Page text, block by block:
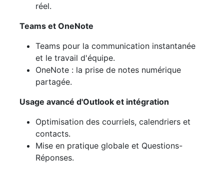
réel.
Teams et OneNote
Teams pour la communication instantanée
et le travail d'équipe.
OneNote : la prise de notes numérique
partagée.
Usage avancé d'Outlook et intégration
Optimisation des courriels, calendriers et
contacts.
Mise en pratique globale et Questions-
Réponses.